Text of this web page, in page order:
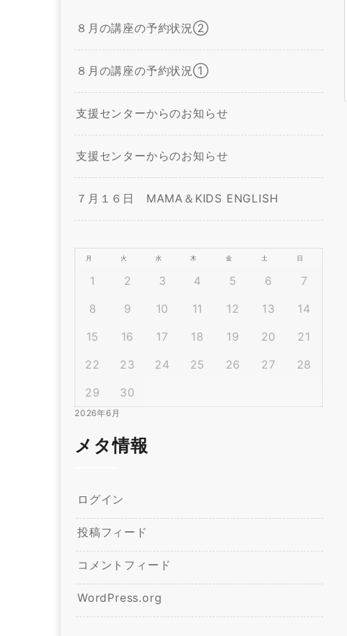
８月の講座の予約状況②
８月の講座の予約状況①
支援センターからのお知らせ
支援センターからのお知らせ
７月１６日 MAMA＆KIDS ENGLISH
2026年6月
月 火 水 木 金 土 日
1 2 3 4 5 6
7
8
9 10 11 12 13
14
15
16 17 18 19 20
21
22
23 24 25 26 27
28
29
30
メタ情報
ログイン
投稿フィード
コメントフィード
WordPress.org